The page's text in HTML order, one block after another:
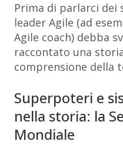
Prima di parlarci dei
leader Agile (ad
Agile coach) debba
raccontato una
comprensione della
Superpoteri e
nella storia: la
Mondiale